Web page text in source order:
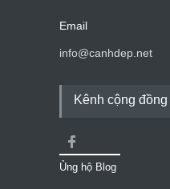
Email
info@canhdep.net
Kênh cộng đồng
Ủng hộ Blog